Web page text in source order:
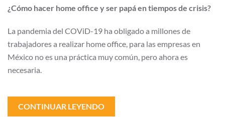
papá
en
de
crisis?
¿Cómo hacer home office y ser papá en tiempos de crisis?
La pandemia del COViD-19 ha obligado a millones de
trabajadores a realizar home office, para las empresas en
México no es una práctica muy común, pero ahora es
necesaria.
CONTINUAR LEYENDO